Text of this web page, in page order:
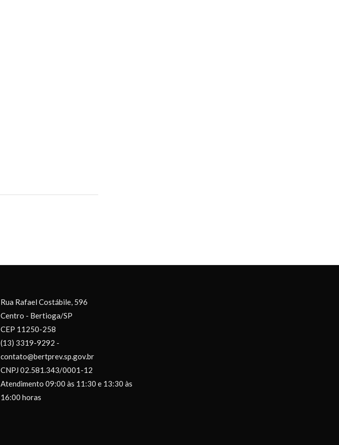
Rua Rafael Costábile, 596
Centro - Bertioga/SP
CEP 11250-258
(13) 3319-9292 -
contato@bertprev.sp.gov.br
CNPJ 02.581.343/0001-12
Atendimento 09:00 às 11:30 e 13:30 às
16:00 horas